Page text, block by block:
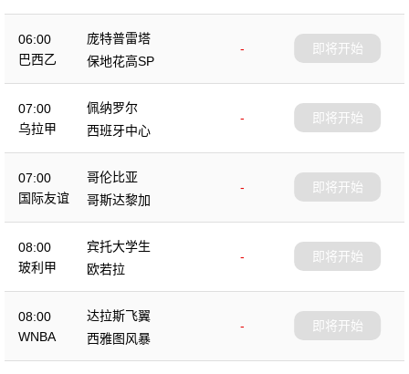
06:00
巴西乙
庞特普雷塔
-
保地花高SP
即将开始
07:00
乌拉甲
佩纳罗尔
-
西班牙中心
即将开始
07:00
国际友谊
哥伦比亚
-
哥斯达黎加
即将开始
08:00
玻利甲
宾托大学生
-
欧若拉
即将开始
08:00
WNBA
达拉斯飞翼
-
西雅图风暴
即将开始